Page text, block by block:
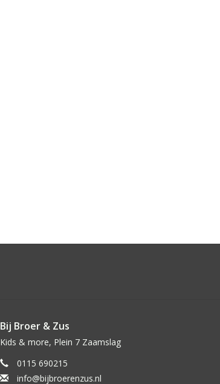
Bij Broer & Zus
Kids & more, Plein 7 Zaamslag
0115 690215
info@bijbroerenzus.nl